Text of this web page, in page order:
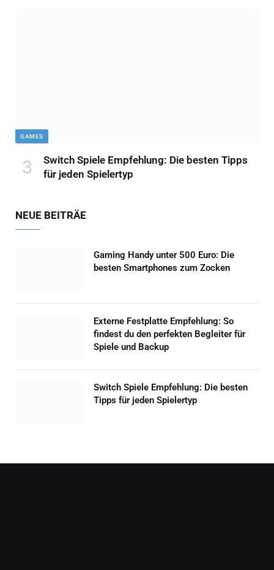
GAMES
Switch Spiele Empfehlung: Die besten Tipps
für jeden Spielertyp
NEUE BEITRÄE
Gaming Handy unter 500 Euro: Die
besten Smartphones zum Zocken
Externe Festplatte Empfehlung: So
findest du den perfekten Begleiter für
Spiele und Backup
Switch Spiele Empfehlung: Die besten
Tipps für jeden Spielertyp